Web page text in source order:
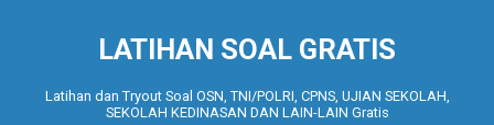
LATIHAN SOAL GRATIS
Latihan dan Tryout Soal OSN, TNI/POLRI, CPNS, UJIAN SEKOLAH,
SEKOLAH KEDINASAN DAN LAIN-LAIN Gratis